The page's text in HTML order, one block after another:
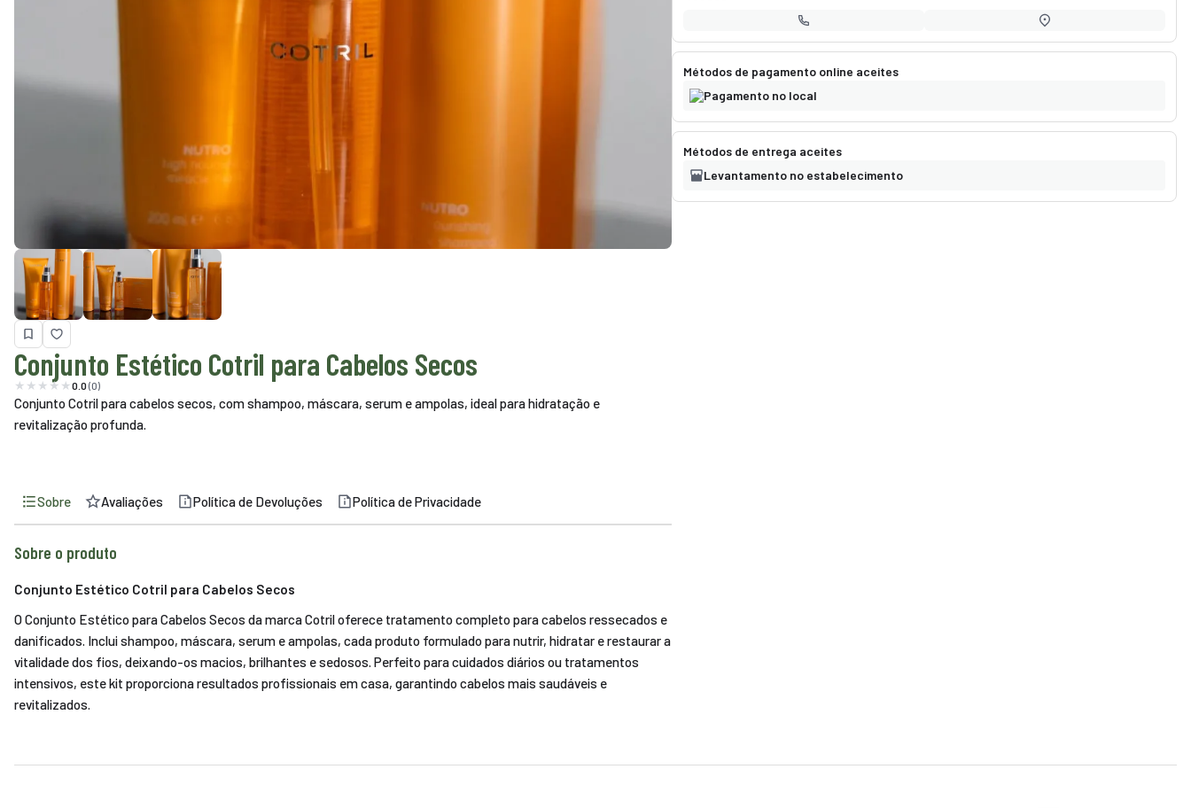
Conjunto Estético Cotril para Cabelos Secos
0.0 (0)
Conjunto Cotril para cabelos secos, com shampoo, máscara, serum e ampolas, ideal para hidratação e
revitalização profunda.
Sobre Avaliações Política de Devoluções Política de Privacidade
Sobre o produto
Conjunto Estético Cotril para Cabelos Secos
O Conjunto Estético para Cabelos Secos da marca Cotril oferece tratamento completo para cabelos ressecados e
danificados. Inclui shampoo, máscara, serum e ampolas, cada produto formulado para nutrir, hidratar e restaurar a
vitalidade dos fios, deixando-os macios, brilhantes e sedosos. Perfeito para cuidados diários ou tratamentos
intensivos, este kit proporciona resultados profissionais em casa, garantindo cabelos mais saudáveis e
revitalizados.
Métodos de pagamento online aceites
Pagamento no local
Métodos de entrega aceites
Levantamento no estabelecimento